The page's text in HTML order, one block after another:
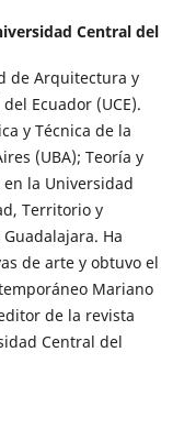
Central del
de Arquitectura y
Ecuador (UCE).
y Técnica de la
(UBA); Teoría y
la Universidad
Territorio y
Ha
de arte y obtuvo el
Mariano
de la revista
Central del